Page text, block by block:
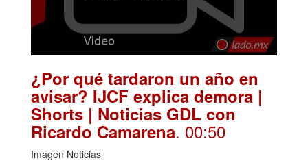
¿Por qué tardaron un año en
avisar? IJCF explica demora |
Shorts | Noticias GDL con
Ricardo Camarena. 00:50
Imagen Noticias